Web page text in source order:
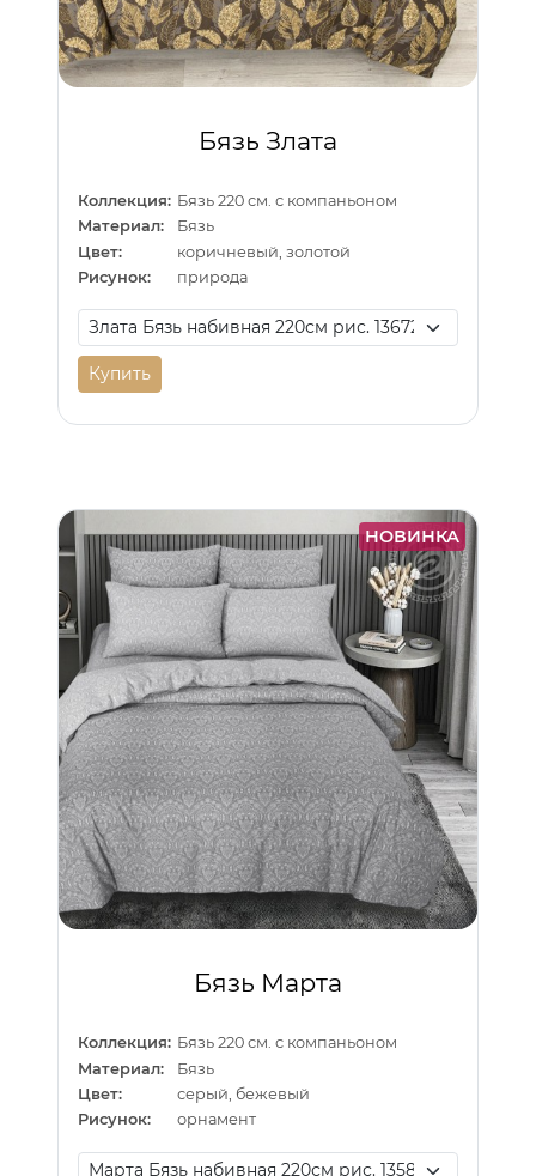
Бязь Злата
Коллекция: Бязь 220 см. с компаньоном
Материал:
Бязь
Цвет:
коричневый, золотой
Рисунок:
природа
Купить
НОВИНКА
Бязь Марта
Коллекция: Бязь 220 см. с компаньоном
Материал:
Бязь
Цвет:
серый, бежевый
Рисунок:
орнамент